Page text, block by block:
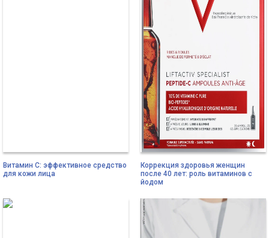
Витамин С: эффективное средство
для кожи лица
Коррекция здоровья женщин
после 40 лет: роль витаминов с
йодом